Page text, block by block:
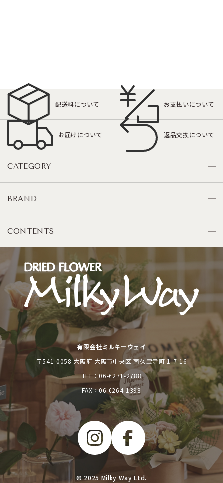
配送料について お支払いについて
お届けについて 返品交換について
CATEGORY
BRAND
CONTENTS
有限会社ミルキーウェイ
〒541-0058 大阪府 大阪市中央区 南久宝寺町 1-7-16
TEL：06-6271-2788
FAX：06-6264-1398
© 2025 Milky Way Ltd.